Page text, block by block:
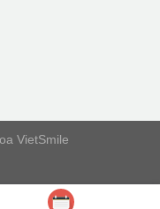
VietSmile
function( event ) {